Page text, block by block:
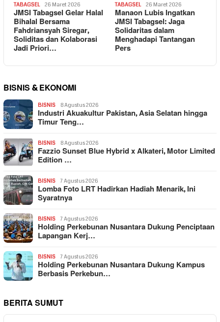
TABAGSEL 26 Maret 2026
JMSI Tabagsel Gelar Halal
Bihalal Bersama
Fahdriansyah Siregar,
Soliditas dan Kolaborasi
Jadi Priori…
TABAGSEL 26 Maret 2026
Manaon Lubis Ingatkan
JMSI Tabagsel: Jaga
Solidaritas dalam
Menghadapi Tantangan
Pers
BISNIS & EKONOMI
BISNIS 8 Agustus 2026
Industri Akuakultur Pakistan, Asia Selatan hingga
Timur Teng…
BISNIS 8 Agustus 2026
Fazzio Sunset Blue Hybrid x Alkateri, Motor Limited
Edition …
BISNIS 7 Agustus 2026
Lomba Foto LRT Hadirkan Hadiah Menarik, Ini
Syaratnya
BISNIS 7 Agustus 2026
Holding Perkebunan Nusantara Dukung Penciptaan
Lapangan Kerj…
BISNIS 7 Agustus 2026
Holding Perkebunan Nusantara Dukung Kampus
Berbasis Perkebun…
BERITA SUMUT